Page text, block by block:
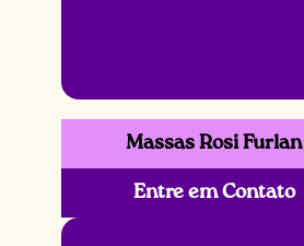
Massas Rosi Furlan
Entre em Contato